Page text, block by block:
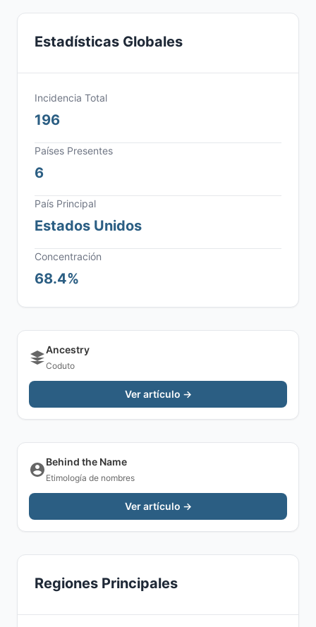
Estadísticas Globales
Incidencia Total
196
Países Presentes
6
País Principal
Estados Unidos
Concentración
68.4%
Ancestry
Coduto
Ver artículo →
Behind the Name
Etimología de nombres
Ver artículo →
Regiones Principales